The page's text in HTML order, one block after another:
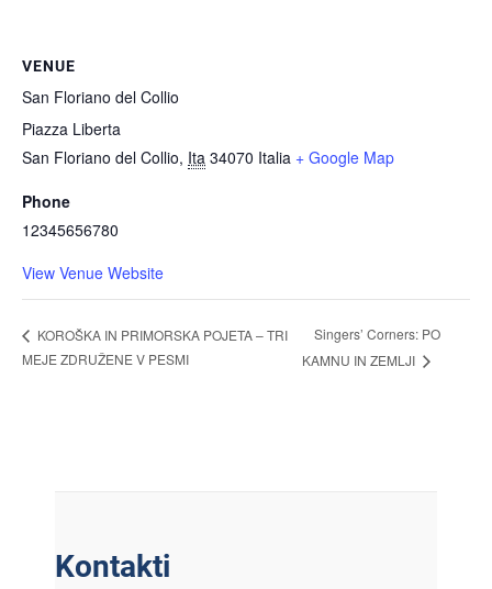
VENUE
San Floriano del Collio
Piazza Liberta
San Floriano del Collio, Ita 34070 Italia + Google Map
Phone
12345656780
View Venue Website
KOROŠKA IN PRIMORSKA POJETA – TRI
MEJE ZDRUŽENE V PESMI
Singers’ Corners: PO
KAMNU IN ZEMLJI
Kontakti